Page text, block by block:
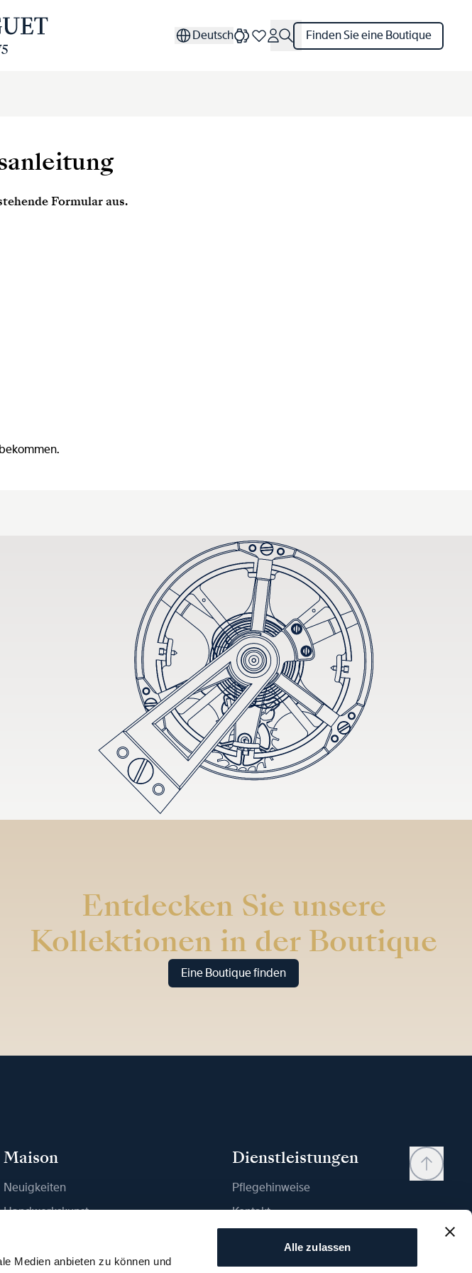
Medien anbieten zu können und
Alle zulassen
Deutsch Finden Sie eine Boutique
Formular aus.
Entdecken Sie unsere
Kollektionen in der Boutique
Eine Boutique finden
Maison
Neuigkeiten
Handwerkskunst
Nachhaltigkeit
Dienstleistungen
Pflegehinweise
Kontakt